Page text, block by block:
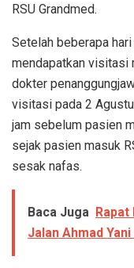
RSU Grandmed.
Setelah beberapa
mendapatkan visitasi
dokter
visitasi pada 2
jam sebelum pasien
sejak pasien masuk
sesak nafas.
Baca Juga Rapat
Jalan Ahmad